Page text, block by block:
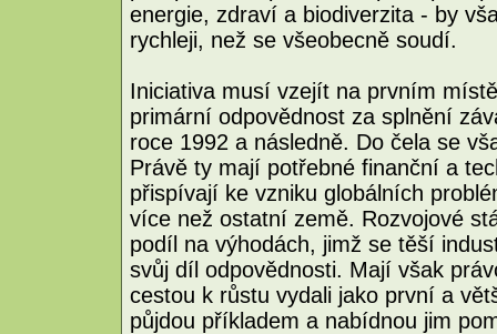
energie, zdraví a biodiverzita - by
rychleji, než se všeobecně soudí.
Iniciativa musí vzejít na prvním
primární odpovědnost za splnění
roce 1992 a následně. Do čela se
Právě ty mají potřebné finanční a
přispívají ke vzniku globálních
více než ostatní země. Rozvojové
podíl na výhodách, jimž se těší
svůj díl odpovědnosti. Mají však
cestou k růstu vydali jako první a
půjdou příkladem a nabídnou jim